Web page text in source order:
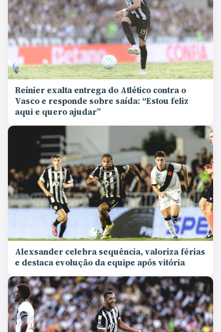
Reinier exalta entrega do Atlético contra o
Vasco e responde sobre saída: “Estou feliz
aqui e quero ajudar”
Alexsander celebra sequência, valoriza férias
e destaca evolução da equipe após vitória